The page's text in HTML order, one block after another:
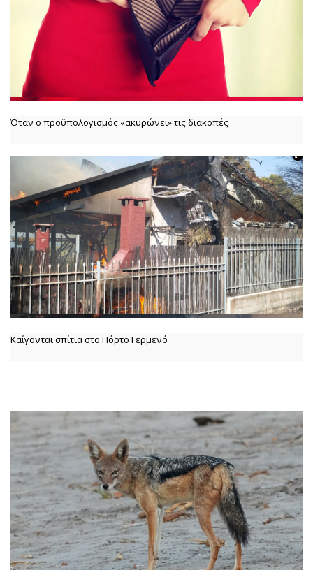
Όταν ο προϋπολογισμός «ακυρώνει» τις διακοπές
Καίγονται σπίτια στο Πόρτο Γερμενό